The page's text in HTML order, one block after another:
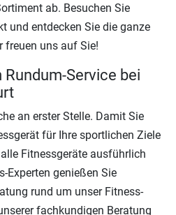
ab. Besuchen Sie
und entdecken Sie die ganze
freuen uns auf Sie!
Service bei
an erster Stelle. Damit Sie
für Ihre sportlichen Ziele
Fitnessgeräte ausführlich
Experten genießen Sie
rund um unser Fitness-
fachkundigen Beratung